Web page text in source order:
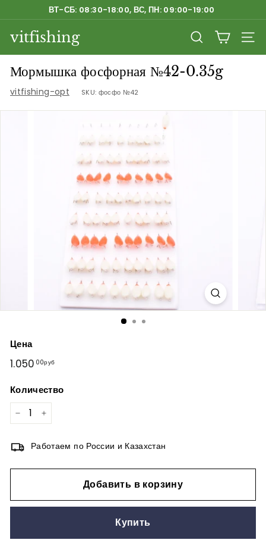
к
содержанию
Приостановить
ВТ-СБ: 08:30-18:00, ВС, ПН: 09:00-19:00
vitfishing ПОИСК
Мормышка фосфорная №42-0.35g
vitfishing-opt SKU: фосфо №42
Цена
Обычная
1.050 00руб
Количество
Работаем по России и Казахстан
Добавить в корзину
Купить